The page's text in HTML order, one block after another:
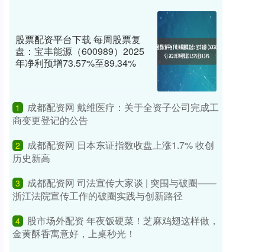
股票配资平台下载 每周股票复
盘：宝丰能源（600989）2025
年净利预增73.57%至89.34%
1
成都配资网 戴维医疗：关于全资子公司完成工
商变更登记的公告
2
成都配资网 日本东证指数收盘上涨1.7% 收创
历史新高
3
成都配资网 司法宣传大家谈 | 突围与破圈——
浙江法院宣传工作的破圈实践与创新路径
4
股市场外配资 年夜饭硬菜！芝麻鸡翅这样做，
金黄酥香寓意好，上桌秒光！